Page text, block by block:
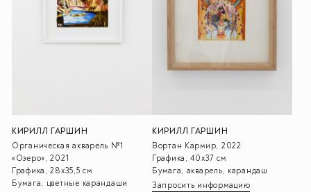
КИРИЛЛ ГАРШИН
Органическая акварель №1
«Озеро», 2021
Графика, 28х35,5 см
Бумага, цветные карандаши
КИРИЛЛ ГАРШИН
Вортан Кармир, 2022
Графика, 40х37 см
Бумага, акварель, карандаш
Запросить информацию